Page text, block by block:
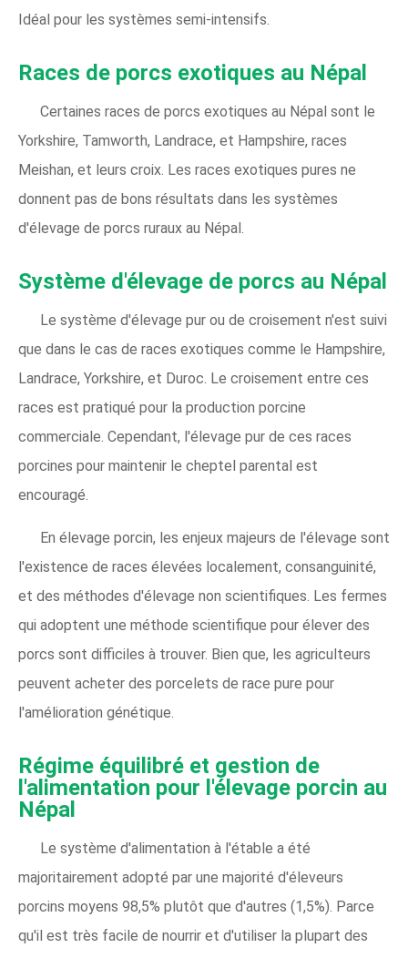
Idéal pour les systèmes semi-intensifs.
Races de porcs exotiques au Népal
Certaines races de porcs exotiques au Népal sont le
Yorkshire, Tamworth, Landrace, et Hampshire, races
Meishan, et leurs croix. Les races exotiques pures ne
donnent pas de bons résultats dans les systèmes
d'élevage de porcs ruraux au Népal.
Système d'élevage de porcs au Népal
Le système d'élevage pur ou de croisement n'est suivi
que dans le cas de races exotiques comme le Hampshire,
Landrace, Yorkshire, et Duroc. Le croisement entre ces
races est pratiqué pour la production porcine
commerciale. Cependant, l'élevage pur de ces races
porcines pour maintenir le cheptel parental est
encouragé.
En élevage porcin, les enjeux majeurs de l'élevage sont
l'existence de races élevées localement, consanguinité,
et des méthodes d'élevage non scientifiques. Les fermes
qui adoptent une méthode scientifique pour élever des
porcs sont difficiles à trouver. Bien que, les agriculteurs
peuvent acheter des porcelets de race pure pour
l'amélioration génétique.
Régime équilibré et gestion de
l'alimentation pour l'élevage porcin au
Népal
Le système d'alimentation à l'étable a été
majoritairement adopté par une majorité d'éleveurs
porcins moyens 98,5% plutôt que d'autres (1,5%). Parce
qu'il est très facile de nourrir et d'utiliser la plupart des